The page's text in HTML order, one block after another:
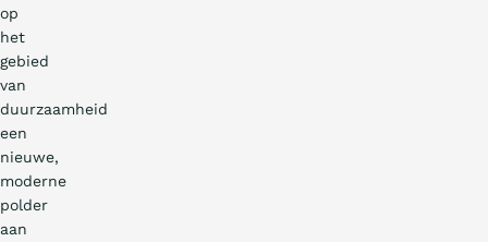
op
het
gebied
van
duurzaamheid
een
nieuwe,
moderne
polder
aan